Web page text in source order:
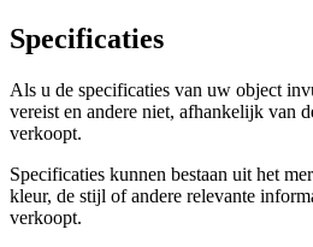
Specificaties
Als u de specificaties van uw object
vereist en andere niet, afhankelijk van
verkoopt.
Specificaties kunnen bestaan uit het
kleur, de stijl of andere relevante
verkoopt.